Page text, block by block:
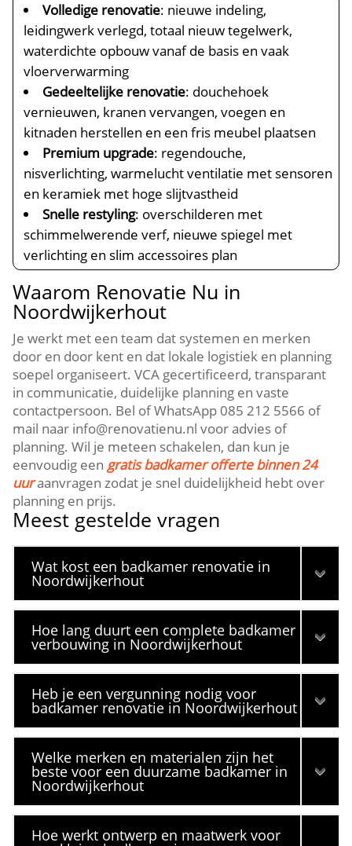
Volledige renovatie: nieuwe indeling,
leidingwerk verlegd, totaal nieuw tegelwerk,
waterdichte opbouw vanaf de basis en vaak
vloerverwarming
Gedeeltelijke renovatie: douchehoek
vernieuwen, kranen vervangen, voegen en
kitnaden herstellen en een fris meubel plaatsen
Premium upgrade: regendouche,
nisverlichting, warmelucht ventilatie met sensoren
en keramiek met hoge slijtvastheid
Snelle restyling: overschilderen met
schimmelwerende verf, nieuwe spiegel met
verlichting en slim accessoires plan
Waarom Renovatie Nu in
Noordwijkerhout
Je werkt met een team dat systemen en merken
door en door kent en dat lokale logistiek en planning
soepel organiseert.​ VCA gecertificeerd, transparant
in communicatie, duidelijke planning en vaste
contactpersoon.​ Bel of WhatsApp 085 212 5566 of
mail naar info@renovatienu.​nl voor advies of
planning.​ Wil je meteen schakelen, dan kun je
eenvoudig eengratis badkamer offerte binnen 24
uuraanvragen zodat je snel duidelijkheid hebt over
planning en prijs.​
Meest gestelde vragen
Wat kost een badkamer renovatie in
Noordwijkerhout
Hoe lang duurt een complete badkamer
verbouwing in Noordwijkerhout
Heb je een vergunning nodig voor
badkamer renovatie in Noordwijkerhout
Welke merken en materialen zijn het
beste voor een duurzame badkamer in
Noordwijkerhout
Hoe werkt ontwerp en maatwerk voor